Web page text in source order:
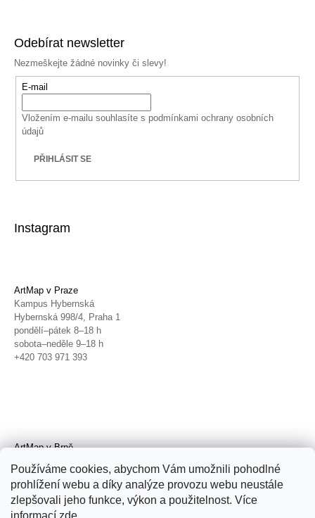
Používáme cookies, abychom Vám umožnili pohodlné
prohlížení webu a díky analýze provozu webu neustále
zlepšovali jeho funkce, výkon a použitelnost. Více
informací zde
Odebírat newsletter
Nezmeškejte žádné novinky či slevy!
E-mail
Vložením e-mailu souhlasíte s podmínkami ochrany osobních
údajů
PŘIHLÁSIT SE
Instagram
ArtMap v Praze
Kampus Hybernská
Hybernská 998/4, Praha 1
pondělí–pátek 8–18 h
sobota–neděle 9–18 h
+420 703 971 393
ArtMap v Brně
Radnická 4, Brno
úterý–pátek 11–19 h
sobota 14–19 h
+420 702 152 298